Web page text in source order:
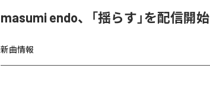
masumi endo、「揺らす」を配信開始
新曲情報